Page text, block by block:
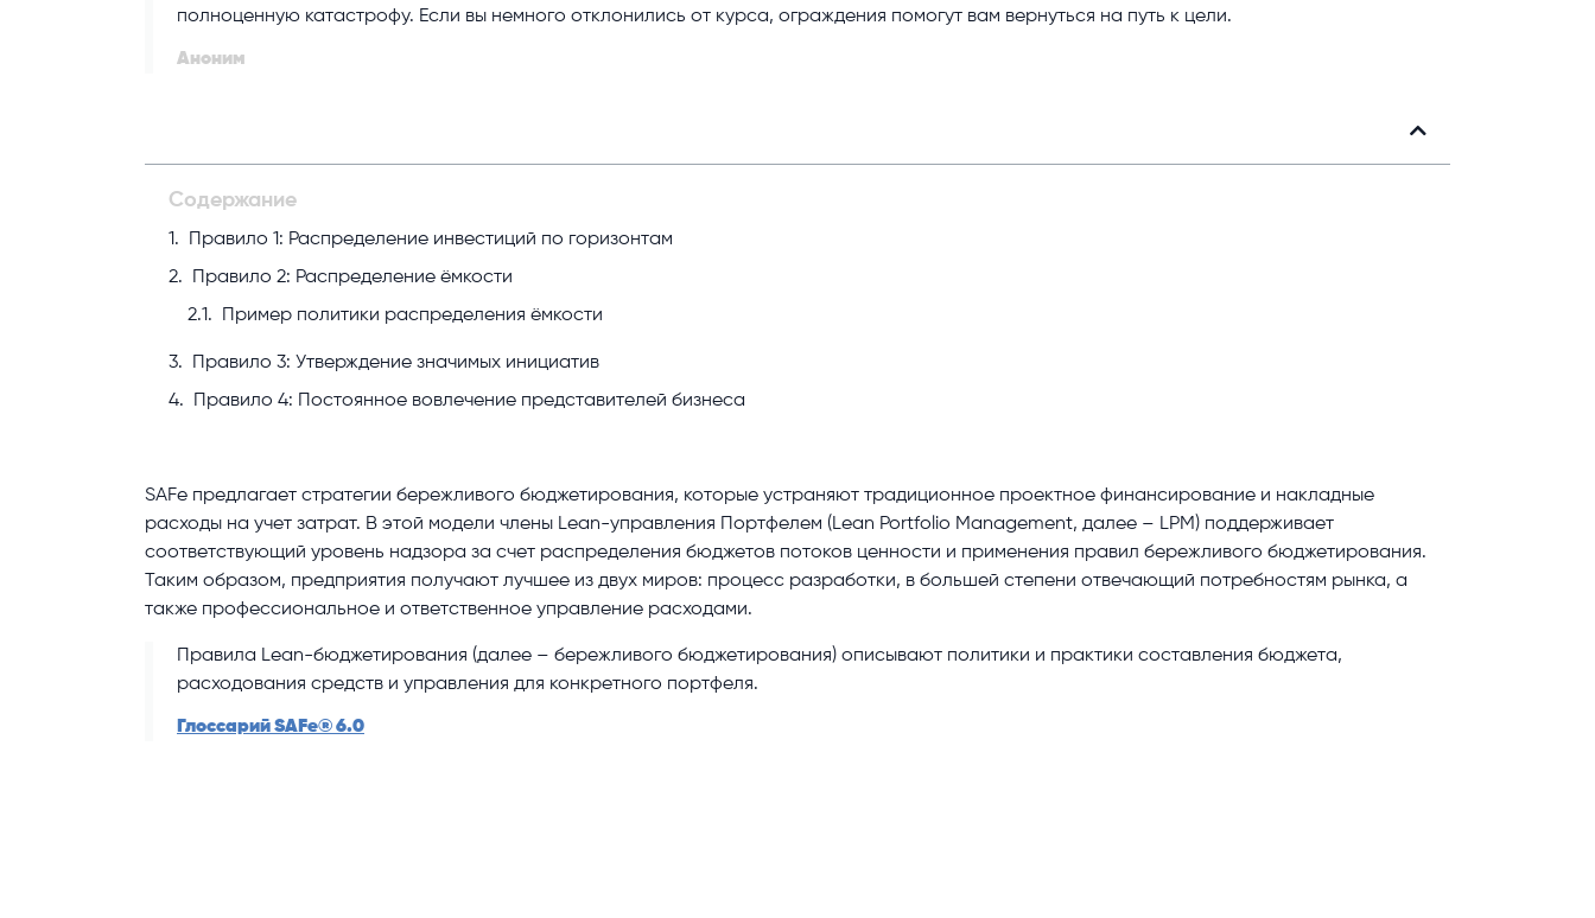
полноценную катастрофу. Если вы немного отклонились от курса, ограждения помогут вам вернуться на путь к цели.
Аноним
Содержание
Правило 1: Распределение инвестиций по горизонтам
Правило 2: Распределение ёмкости
Пример политики распределения ёмкости
Правило 3: Утверждение значимых инициатив
Правило 4: Постоянное вовлечение представителей бизнеса
SAFe предлагает стратегии бережливого бюджетирования, которые устраняют традиционное проектное финансирование и накладные
расходы на учет затрат. В этой модели члены Lean-управления Портфелем (Lean Portfolio Management, далее – LPM) поддерживает
соответствующий уровень надзора за счет распределения бюджетов потоков ценности и применения правил бережливого бюджетирования.
Таким образом, предприятия получают лучшее из двух миров: процесс разработки, в большей степени отвечающий потребностям рынка, а
также профессиональное и ответственное управление расходами.
Правила Lean-бюджетирования (далее – бережливого бюджетирования) описывают политики и практики составления бюджета,
расходования средств и управления для конкретного портфеля.
Глоссарий SAFe® 6.0